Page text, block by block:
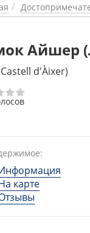
Айшер
d'Àixer)
карте